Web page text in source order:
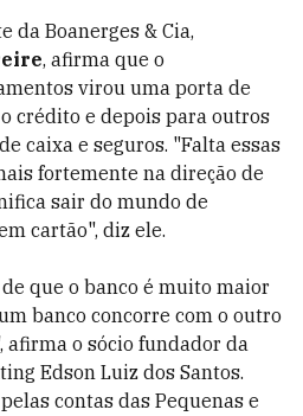
da Boanerges & Cia,
, afirma que o
virou uma porta de
crédito e depois para outros
caixa e seguros. "Falta essas
fortemente na direção de
sair do mundo de
cartão", diz ele.
que o banco é muito maior
banco concorre com o outro
o sócio fundador da
Edson Luiz dos Santos.
contas das Pequenas e